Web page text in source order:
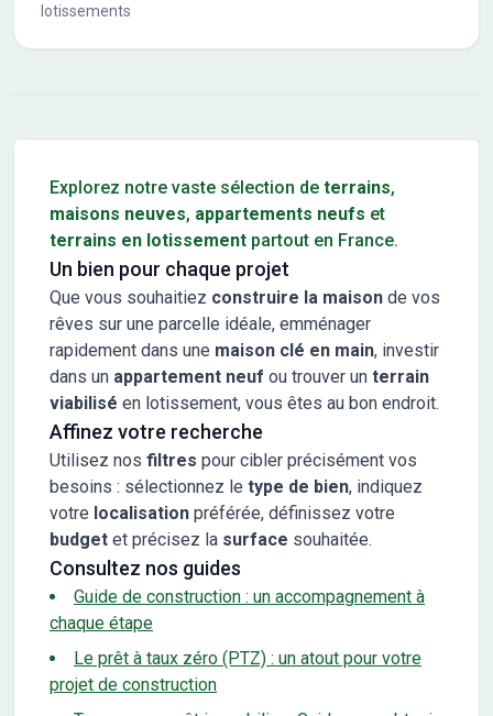
lotissements
Explorez notre vaste sélection de terrains,
maisons neuves, appartements neufs et
terrains en lotissement partout en France.
Un bien pour chaque projet
Que vous souhaitiez construire la maison de vos
rêves sur une parcelle idéale, emménager
rapidement dans une maison clé en main, investir
dans un appartement neuf ou trouver un terrain
viabilisé en lotissement, vous êtes au bon endroit.
Affinez votre recherche
Utilisez nos filtres pour cibler précisément vos
besoins : sélectionnez le type de bien, indiquez
votre localisation préférée, définissez votre
budget et précisez la surface souhaitée.
Consultez nos guides
Guide de construction : un accompagnement à
chaque étape
Le prêt à taux zéro (PTZ) : un atout pour votre
projet de construction